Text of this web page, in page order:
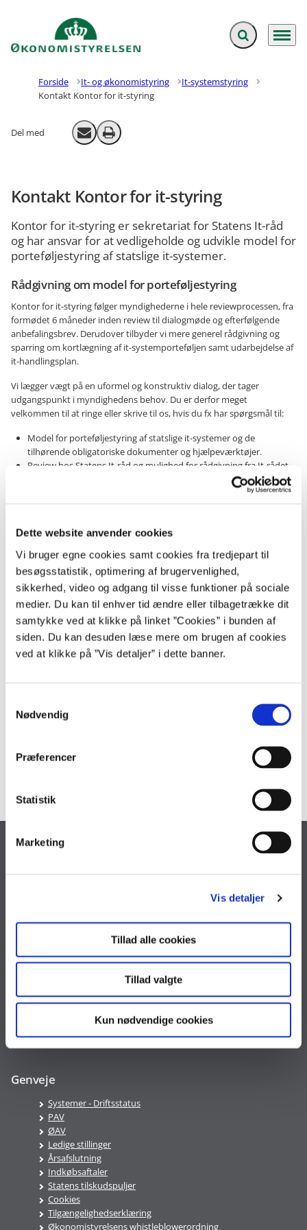
Dette website anvender cookies
Vi bruger egne cookies samt cookies fra tredjepart til
besøgsstatistik, optimering af brugervenlighed,
sikkerhed, video og adgang til visse funktioner på sociale
medier. Du kan til enhver tid ændre eller tilbagetrække dit
samtykke ved at klikke på linket ”Cookies” i bunden af
siden. Du kan desuden læse mere om brugen af cookies
ved at klikke på ”Vis detaljer” i dette banner.
Nødvendig
Præferencer
Statistik
Marketing
Vis detaljer
Tillad alle cookies
Tillad valgte
Kun nødvendige cookies
Gå til forsiden Fold søgefelt ud
Menu
Forside It- og økonomistyring
It-systemstyring
Kontakt Kontor for it-styring
Del med Send email
Print
Kontakt Kontor for it-styring
Kontor for it-styring er sekretariat for Statens It-råd
og har ansvar for at vedligeholde og udvikle model for
porteføljestyring af statslige it-systemer.
Rådgivning om model for porteføljestyring
Kontor for it-styring følger myndighederne i hele reviewprocessen, fra
formødet 6 måneder inden review til dialogmøde og efterfølgende
anbefalingsbrev. Derudover tilbyder vi mere generel rådgivning og
sparring om kortlægning af it-systemporteføljen samt udarbejdelse af
it-handlingsplan.
Vi lægger vægt på en uformel og konstruktiv dialog, der tager
udgangspunkt i myndighedens behov. Du er derfor meget
velkommen til at ringe eller skrive til os, hvis du fx har spørgsmål til:
Model for porteføljestyring af statslige it-systemer og de
tilhørende obligatoriske dokumenter og hjælpeværktøjer.
Review hos Statens It-råd og mulighed for rådgivning fra It-rådet.
Specifikke spørgsmål til kortlægningen af jeres it-systemportefølje
og handlingsplaner på tværs af statslige myndigheder.
Forslag til forbedringer
Vi arbejder løbende med at forbedre model for porteføljestyring af
statslige it-systemporteføljer og de tilhørende produkter og
materialer. Har du forslag til ændringer eller forbedringer, hører vi
gerne fra dig.
Hvis du har spørgsmål til model for porteføljestyring af statslige
it-styring@oes.dk
Økonomistyrelsen
oes@oes.dk
EAN nr. 5798009814401
Mandag-Fredag 9:00-16:00
Genveje
Systemer - Driftsstatus
PAV
ØAV
Ledige stillinger
Årsafslutning
Indkøbsaftaler
Statens tilskudspuljer
Cookies
Tilgængelighedserklæring
Økonomistyrelsens whistleblowerordning